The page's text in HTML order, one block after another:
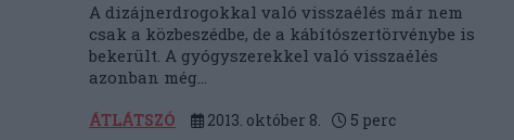
A dizájnerdrogokkal való visszaélés már nem
csak a közbeszédbe, de a kábítószertörvénybe is
bekerült. A gyógyszerekkel való visszaélés
azonban még...
ÁTLÁTSZÓ 2013. október 8. 5 perc